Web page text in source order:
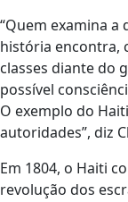
“Quem examina
história encontra,
classes diante do
possível
O exemplo do
autoridades”, diz
Em 1804, o Haiti
revolução dos